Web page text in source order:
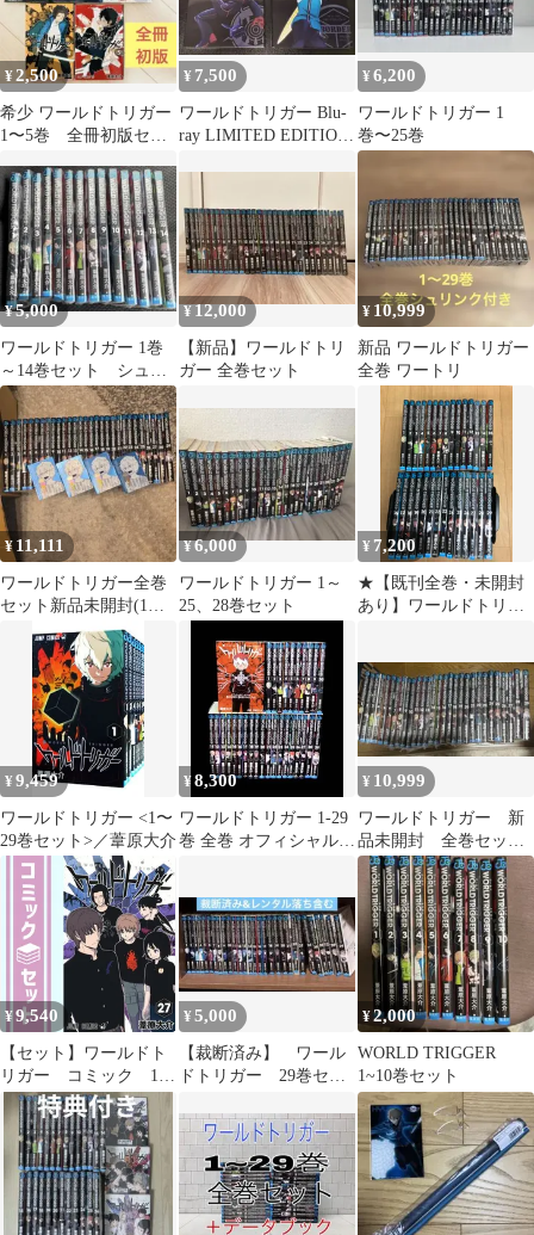
¥2,500
希少 ワールドトリガー
1〜5巻 全冊初版セッ
修 ジャンプ
¥ 7,500
ワールドトリガー Blu-
ray LIMITED EDITION
¥6,200
ワールドトリガー 1
巻〜25巻
¥5,000
ワールドトリガー 1巻
～14巻セット シュリ
ンクつき
¥12,000
【新品】ワールドトリ
ガー 全巻セット
¥ 10,999
新品 ワールドトリガー
全巻 ワートリ
¥ 11,111
ワールドトリガー全巻
セット新品未開封(1巻
～29巻)オマケ4枚付き
¥6,000
ワールドトリガー 1～
25、28巻セット
¥ 7,200
★【既刊全巻・未開封
あり】ワールドトリガ
《IS01D》
¥9,459
ワールドトリガー <1〜
29巻セット>／葦原大介
¥8,300
ワールドトリガー 1-29
巻 全巻 オフィシャルデ
¥ 10,999
ワールドトリガー 新
品未開封 全巻セッ
ト 1〜29
¥9,540
【セット】ワールドト
リガー コミック 1-
27巻セット (集英社)
[Comic] 葦原大介
¥5,000
【裁断済み】 ワール
ドトリガー 29巻セッ
¥2,000
WORLD TRIGGER
1~10巻セット